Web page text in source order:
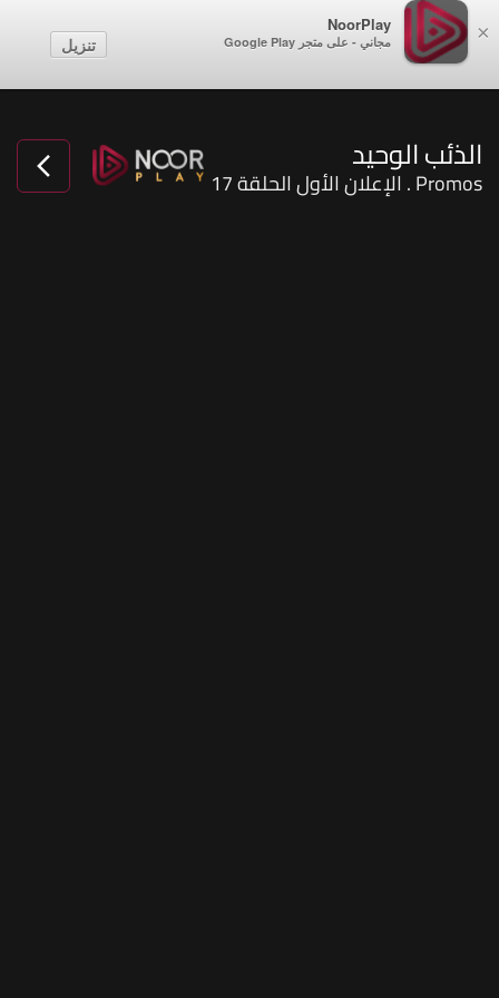
×
NoorPlay
مجاني - على متجر Google Play تنزيل
الذئب الوحيد
Promos . الإعلان الأول الحلقة 17